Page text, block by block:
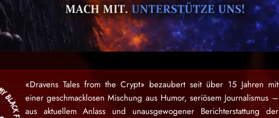
«Dravens Tales from the Crypt» bezaubert seit über 15 Jahren mit
einer geschmacklosen Mischung aus Humor, seriösem Journalismus –
aus aktuellem Anlass und unausgewogener Berichterstattung der